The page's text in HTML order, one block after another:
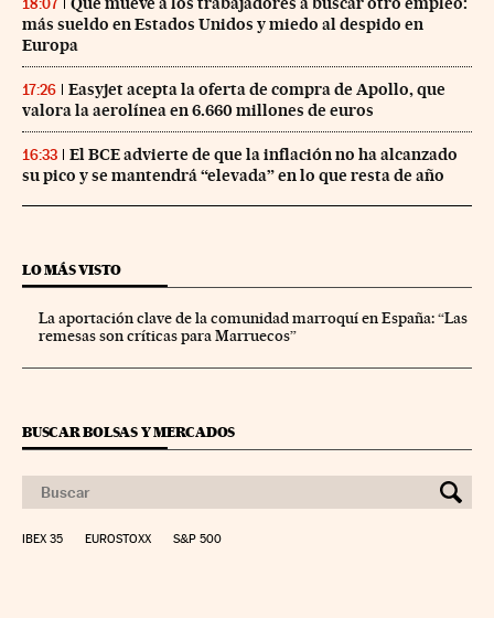
18:07
más sueldo en Estados Unidos y miedo al despido en
Europa
17:26
Easyjet acepta la oferta de compra de Apollo, que
valora la aerolínea en 6.660 millones de euros
16:33
El BCE advierte de que la inflación no ha alcanzado
su pico y se mantendrá “elevada” en lo que resta de año
LO MÁS VISTO
La aportación clave de la comunidad marroquí en España: “Las
remesas son críticas para Marruecos”
BUSCAR BOLSAS Y MERCADOS
IBEX 35 EUROSTOXX S&P 500